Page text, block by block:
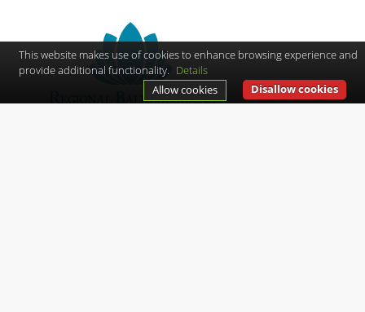
This website makes use of cookies to enhance browsing experience and
provide additional functionality. Details
Disallow cookies
Allow cookies